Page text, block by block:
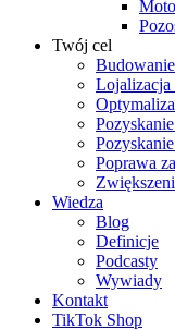
Twój cel
Lojalizacja
Poprawa
Wiedza
Blog
Definicje
Podcasty
Wywiady
Kontakt
TikTok Shop